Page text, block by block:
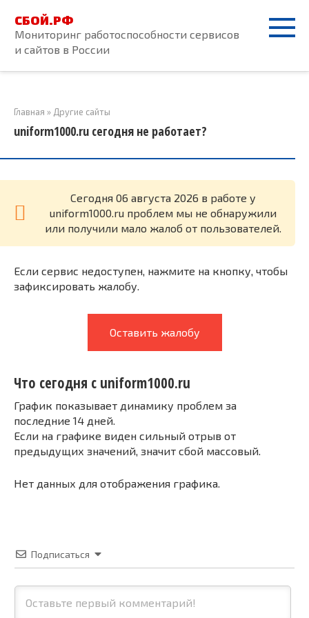
контенту
СБОЙ.РФ
Мониторинг работоспособности сервисов
и сайтов в России
Главная » Другие сайты
uniform1000.ru сегодня не работает?
Cегодня 06 августа 2026 в работе у
uniform1000.ru проблем мы не обнаружили
или получили мало жалоб от пользователей.
Если сервис недоступен, нажмите на кнопку, чтобы
зафиксировать жалобу.
Оставить жалобу
Что сегодня с uniform1000.ru
График показывает динамику проблем за
последние 14 дней.
Если на графике виден сильный отрыв от
предыдущих значений, значит сбой массовый.
Нет данных для отображения графика.
Подписаться